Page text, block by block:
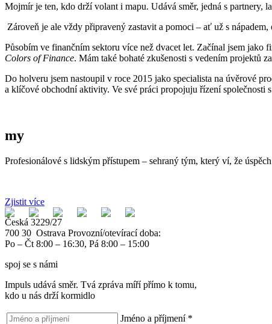
Mojmír je ten, kdo drží volant i mapu. Udává směr, jedná s partnery,
Zároveň je ale vždy připravený zastavit a pomoci – ať už s
Působím ve finančním sektoru více než dvacet let. Začínal jsem jako
Colors of Finance. Mám také bohaté zkušenosti s vedením projektů
Do holveru jsem nastoupil v roce 2015 jako specialista na úvěrové
a klíčové obchodní aktivity. Ve své práci propojuju řízení společnosti
my
Profesionálové s lidským přístupem – sehraný tým, který ví, že
Zjistit více
Česká 3229/27
700 30 Ostrava Provozní/otevírací doba:
Po – Čt 8:00 – 16:30, Pá 8:00 – 15:00
spoj se s námi
Impuls udává směr. Tvá zpráva míří přímo k tomu,
kdo u nás drží kormidlo
Jméno a příjmení *